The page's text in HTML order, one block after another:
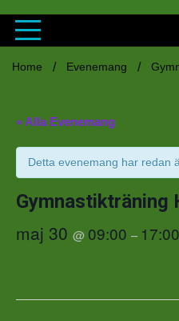
Home Evenemang
« Alla Evenemang
Detta evenemang har redan
Gymnastikträning
maj 30 @ 09:00 – 17:00